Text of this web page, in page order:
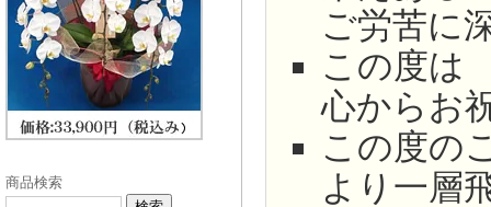
商品検索
ご労苦に
この度は
心からお
この度の
より一層